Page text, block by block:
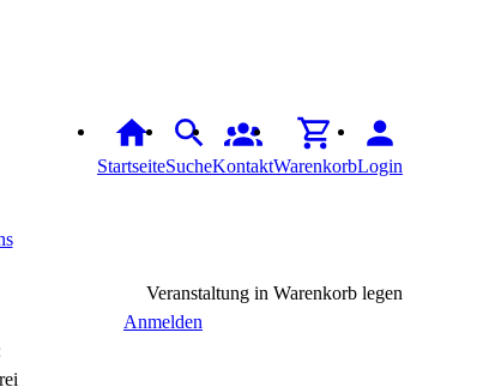
StartseiteSucheKontaktWarenkorbLogin
Veranstaltung in Warenkorb legen
Anmelden